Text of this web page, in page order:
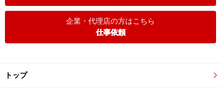
企業・代理店の方はこちら
仕事依頼
トップ